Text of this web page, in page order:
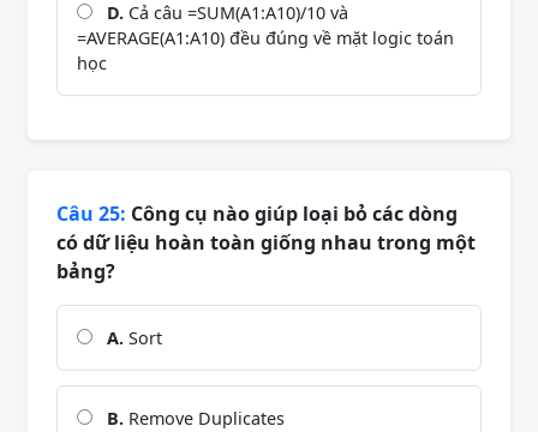
D. Cả câu =SUM(A1:A10)/10 và
=AVERAGE(A1:A10) đều đúng về mặt logic toán
học
Câu 25: Công cụ nào giúp loại bỏ các dòng
có dữ liệu hoàn toàn giống nhau trong một
bảng?
A. Sort
B. Remove Duplicates